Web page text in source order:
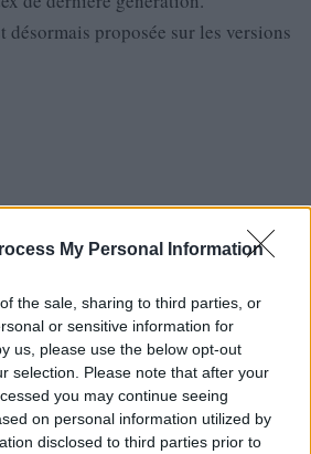
My Personal Information
the sale, sharing to third parties, or
or sensitive information for
us, please use the below opt-out
selection. Please note that after your
you may continue seeing
on personal information utilized by
disclosed to third parties prior to
désormais proposée sur les versions